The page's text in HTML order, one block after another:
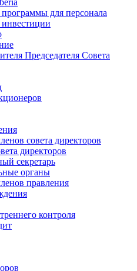
для персонала
Председателя Совета
совета директоров
директоров
секретарь
органы
правления
контроля